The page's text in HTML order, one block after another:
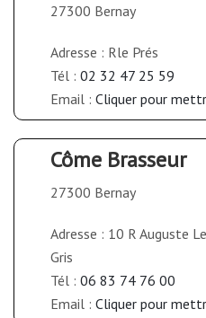
27300 Bernay
Adresse : Rle Prés
Tél : 02 32 47 25 59
Email : Cliquer pour
Côme Brasseur
27300 Bernay
Adresse : 10 R Auguste
Gris
Tél : 06 83 74 76 00
Email : Cliquer pour